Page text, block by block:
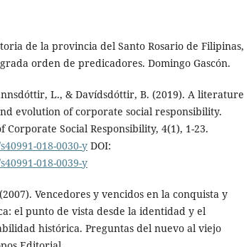
de la provincia del Santo Rosario de Filipinas,
orden de predicadores. Domingo Gascón.
L., & Davídsdóttir, B. (2019). A literature
evolution of corporate social responsibility.
Social Responsibility, 4(1), 1-23.
018-0030-y DOI:
018-0039-y
Vencedores y vencidos en la conquista y
el punto de vista desde la identidad y el
histórica. Preguntas del nuevo al viejo